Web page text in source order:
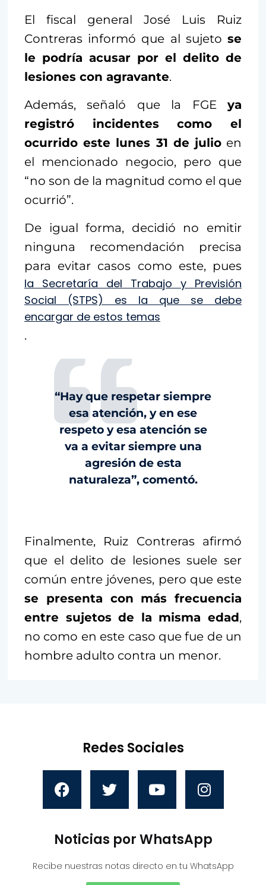
El fiscal general José Luis Ruiz
Contreras informó que al sujeto se
le podría acusar por el delito de
lesiones con agravante.
Además, señaló que la FGE ya
registró incidentes como el
ocurrido este lunes 31 de julioen
el mencionado negocio, pero que
“no son de la magnitud como el que
ocurrió”.
De igual forma, decidió no emitir
ninguna recomendación precisa
para evitar casos como este, pues
la Secretaría del Trabajo y Previsión
Social (STPS) es la que se debe
encargar de estos temas
.
“Hay que respetar siempre
esa atención, y en ese
respeto y esa atención se
va a evitar siempre una
agresión de esta
naturaleza”, comentó.
Finalmente, Ruiz Contreras afirmó
que el delito de lesiones suele ser
común entre jóvenes, pero que este
se presenta con más frecuencia
entre sujetos de la misma edad,
no como en este caso que fue de un
hombre adulto contra un menor.
Redes Sociales
Noticias por WhatsApp
Recibe nuestras notas directo en tu WhatsApp